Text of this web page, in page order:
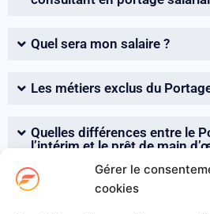
Gérer le
cookies
Quel sera mon salaire ?
Les métiers exclus du
Quelles différences entre le
l’intérim et le prêt de main
La convention collective du